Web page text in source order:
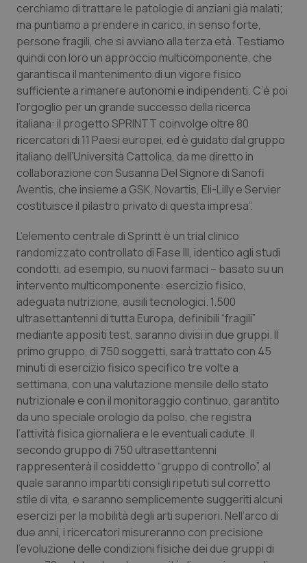
Oncologia & Nutrizione
Psoriasi & pelle
Quotidiano Cardiologia
Quotidiano Chirurgia
Quotidiano Oncologia
Quotidiano Pediatria
Rene & patologie urogenitali
Salute orale & impianti
Sangue & coagulazione
Tiroide
Tumore al seno
Tumore ovarico
Tumori del Polmone & Testa Collo
Tumori gastrointestinali
Ulcera & Reflusso
Vaccini
cerchiamo di trattare le patologie di anziani già malati;
ma puntiamo a prendere in carico, in senso forte,
persone fragili, che si avviano alla terza età. Testiamo
quindi con loro un approccio multicomponente, che
garantisca il mantenimento di un vigore fisico
sufficiente a rimanere autonomi e indipendenti. C’è poi
l’orgoglio per un grande successo della ricerca
italiana: il progetto SPRINTT coinvolge oltre 80
ricercatori di 11 Paesi europei, ed è guidato dal gruppo
italiano dell’Università Cattolica, da me diretto in
collaborazione con Susanna Del Signore di Sanofi
Aventis, che insieme a GSK, Novartis, Eli-Lilly e Servier
costituisce il pilastro privato di questa impresa”.
L’elemento centrale di Sprintt è un trial clinico
randomizzato controllato di Fase III, identico agli studi
condotti, ad esempio, su nuovi farmaci – basato su un
intervento multicomponente: esercizio fisico,
adeguata nutrizione, ausili tecnologici. 1.500
ultrasettantenni di tutta Europa, definibili “fragili”
mediante appositi test, saranno divisi in due gruppi. Il
primo gruppo, di 750 soggetti, sarà trattato con 45
minuti di esercizio fisico specifico tre volte a
settimana, con una valutazione mensile dello stato
nutrizionale e con il monitoraggio continuo, garantito
da uno speciale orologio da polso, che registra
l’attività fisica giornaliera e le eventuali cadute. Il
secondo gruppo di 750 ultrasettantenni
rappresenterà il cosiddetto “gruppo di controllo”, al
quale saranno impartiti consigli ripetuti sul corretto
stile di vita, e saranno semplicemente suggeriti alcuni
esercizi per la mobilità degli arti superiori. Nell’arco di
due anni, i ricercatori misureranno con precisione
l’evoluzione delle condizioni fisiche dei due gruppi di